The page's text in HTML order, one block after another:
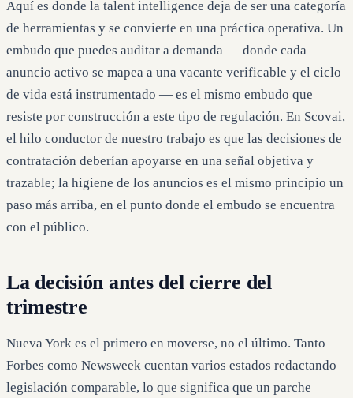
Aquí es donde la talent intelligence deja de ser una categoría
de herramientas y se convierte en una práctica operativa. Un
embudo que puedes auditar a demanda — donde cada
anuncio activo se mapea a una vacante verificable y el ciclo
de vida está instrumentado — es el mismo embudo que
resiste por construcción a este tipo de regulación. En Scovai,
el hilo conductor de nuestro trabajo es que las decisiones de
contratación deberían apoyarse en una señal objetiva y
trazable; la higiene de los anuncios es el mismo principio un
paso más arriba, en el punto donde el embudo se encuentra
con el público.
La decisión antes del cierre del
trimestre
Nueva York es el primero en moverse, no el último. Tanto
Forbes como Newsweek cuentan varios estados redactando
legislación comparable, lo que significa que un parche